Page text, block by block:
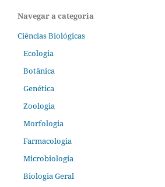
Navegar a categoria
Ciências Biológicas
Ecologia
Botânica
Genética
Zoologia
Morfologia
Farmacologia
Microbiologia
Biologia Geral